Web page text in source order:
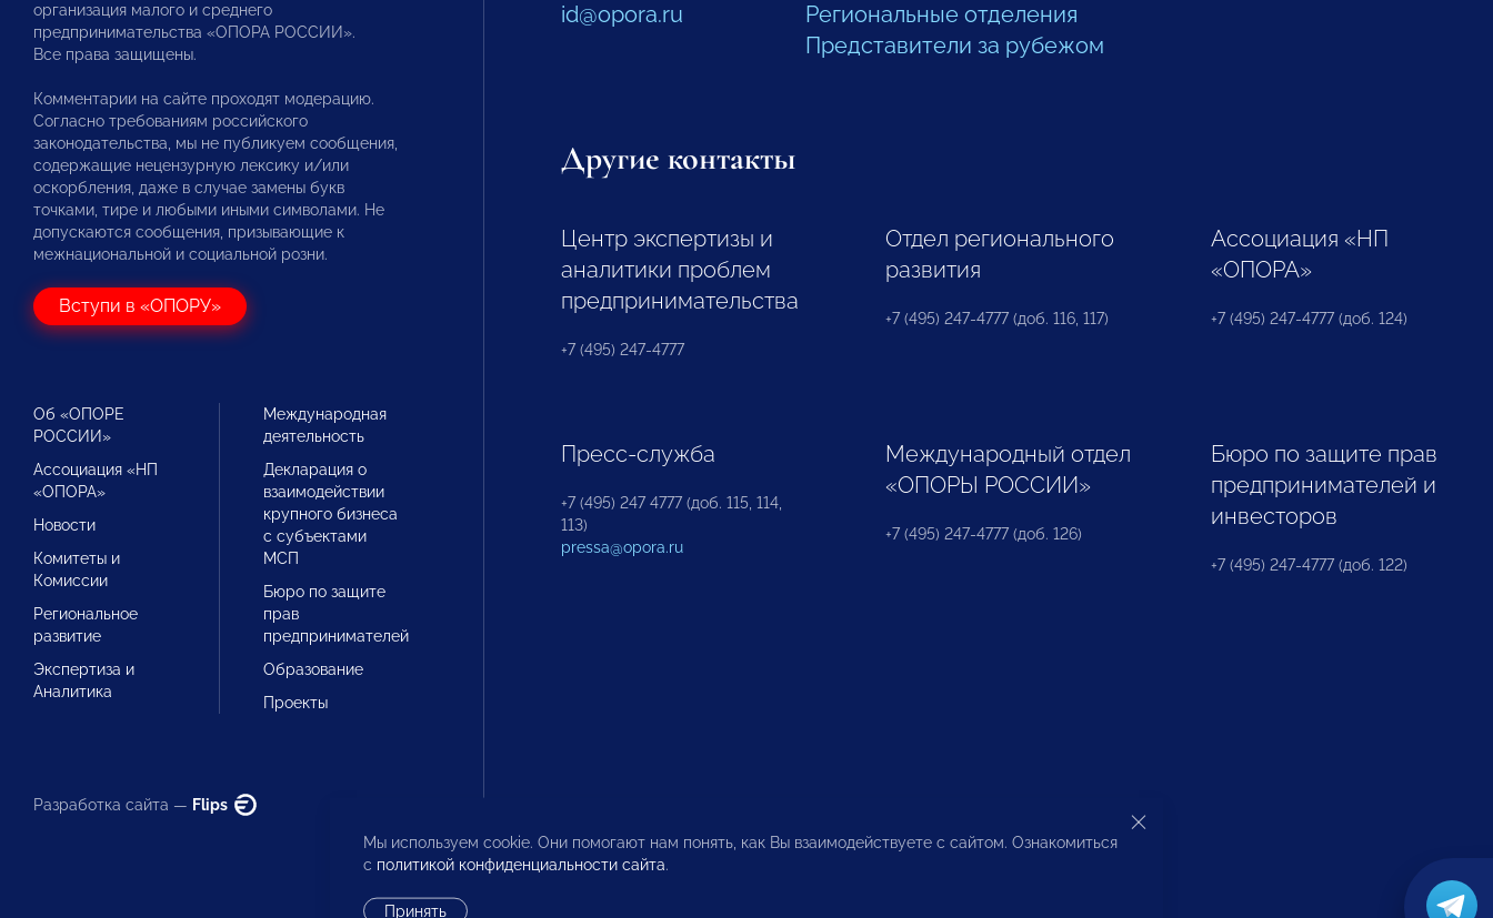
организация малого и среднего
предпринимательства «ОПОРА РОССИИ».
Все права защищены.
Комментарии на сайте проходят модерацию.
Согласно требованиям российского
законодательства, мы не публикуем сообщения,
содержащие нецензурную лексику и/или
оскорбления, даже в случае замены букв
точками, тире и любыми иными символами. Не
допускаются сообщения, призывающие к
межнациональной и социальной розни.
Вступи в «ОПОРУ»
Об «ОПОРЕ
РОССИИ»
Ассоциация «НП
«ОПОРА»
Новости
Комитеты и
Комиссии
Региональное
развитие
Экспертиза и
Аналитика
Международная
деятельность
Декларация о
взаимодействии
крупного бизнеса
с субъектами
МСП
Бюро по защите
прав
предпринимателей
Образование
Проекты
Разработка сайта — Flips
id@opora.ru
Региональные отделения
Представители за рубежом
Другие контакты
Центр экспертизы и
аналитики проблем
предпринимательства
+7 (495) 247-4777
Отдел регионального
развития
+7 (495) 247-4777 (доб. 116, 117)
Ассоциация «НП
«ОПОРА»
+7 (495) 247-4777 (доб. 124)
Пресс-служба
+7 (495) 247 4777 (доб. 115, 114,
113)
pressa@opora.ru
Международный отдел
«ОПОРЫ РОССИИ»
+7 (495) 247-4777 (доб. 126)
Бюро по защите прав
предпринимателей и
инвесторов
+7 (495) 247-4777 (доб. 122)
Мы используем cookie. Они помогают нам понять, как Вы взаимодействуете с сайтом. Ознакомиться
с политикой конфиденциальности сайта.
Принять